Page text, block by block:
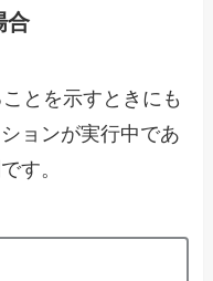
合
とを示すときにも
ョンが実行中であ
す。